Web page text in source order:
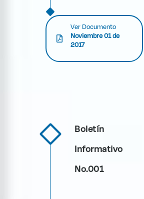
Ver Documento
Noviembre 01 de
2017
Boletín
Informativo
No.001